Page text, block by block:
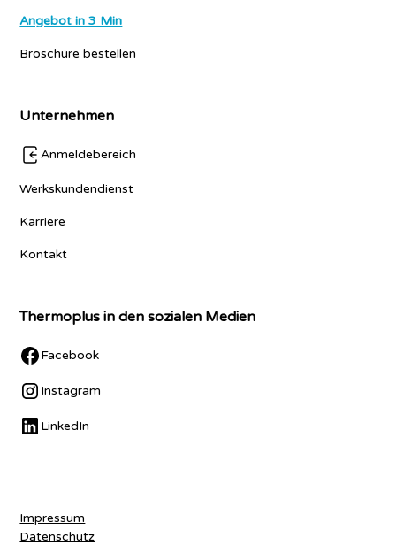
Angebot in 3 Min
Broschüre bestellen
Unternehmen
Anmeldebereich
Werkskundendienst
Karriere
Kontakt
Thermoplus in den sozialen Medien
Facebook
Instagram
LinkedIn
Impressum
Datenschutz